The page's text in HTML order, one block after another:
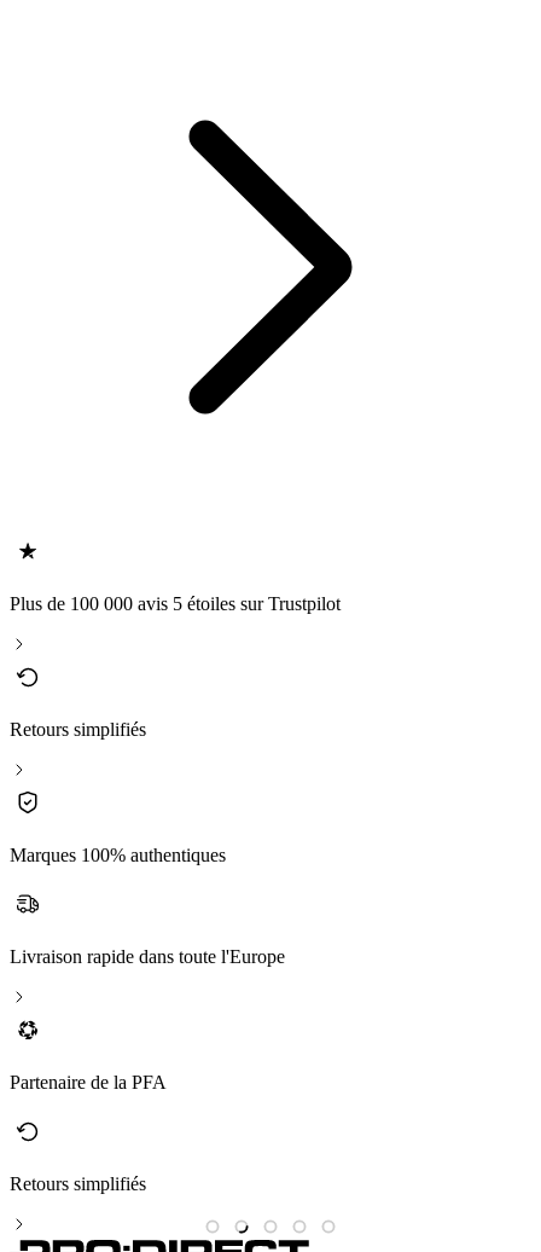
Plus de 100 000 avis 5 étoiles sur Trustpilot
Retours simplifiés
Marques 100% authentiques
Livraison rapide dans toute l'Europe
Partenaire de la PFA
Retours simplifiés